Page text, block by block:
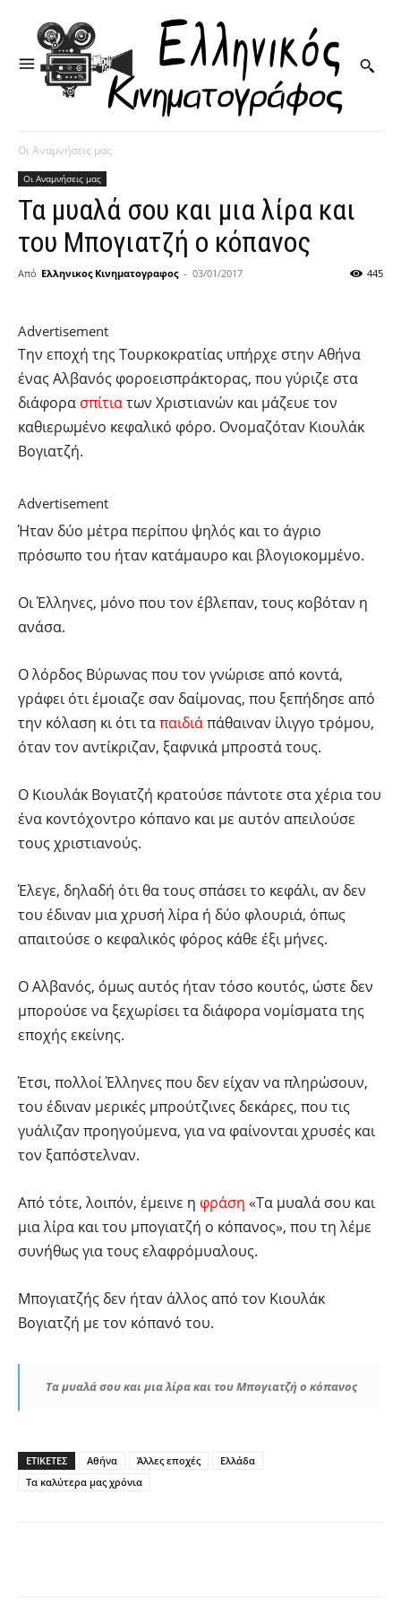
Οι Αναμνήσεις μας
Οι Αναμνήσεις μας
Τα μυαλά σου και μια λίρα και
του Μπογιατζή ο κόπανος
Από Ελληνικος Κινηματογραφος - 03/01/2017 445
Advertisement
Τ​​ην εποχή της Τουρκοκρατίας υπήρχε στην Αθήνα
ένας Αλβανός φοροεισπράκτορας, που γύριζε στα
διάφορα σπίτιατων Χριστιανών και μάζευε τον
καθιερωμένο κεφαλικό φόρο. Ονομαζόταν Κιουλάκ
Βογιατζή.
Advertisement
Ήταν δύο μέτρα περίπου ψηλός και το άγριο
πρόσωπο του ήταν κατάμαυρο και βλογιοκομμένο.
Οι Έλληνες, μόνο που τον έβλεπαν, τους κοβόταν η
ανάσα.
Ο λόρδος Βύρωνας που τον γνώρισε από κοντά,
γράφει ότι έμοιαζε σαν δαίμονας, που ξεπήδησε από
την κόλαση κι ότι ταπαιδιάπάθαιναν ίλιγγο τρόμου,
όταν τον αντίκριζαν, ξαφνικά μπροστά τους.
Ο Κιουλάκ Βογιατζή κρατούσε πάντοτε στα χέρια του
ένα κοντόχοντρο κόπανο και με αυτόν απειλούσε
τους χριστιανούς.
Έλεγε, δηλαδή ότι θα τους σπάσει το κεφάλι, αν δεν
του έδιναν μια χρυσή λίρα ή δύο φλουριά, όπως
απαιτούσε ο κεφαλικός φόρος κάθε έξι μήνες.
Ο Αλβανός, όμως αυτός ήταν τόσο κουτός, ώστε δεν
μπορούσε να ξεχωρίσει τα διάφορα νομίσματα της
εποχής εκείνης.
Έτσι, πολλοί Έλληνες που δεν είχαν να πληρώσουν,
του έδιναν μερικές μπρούτζινες δεκάρες, που τις
γυάλιζαν προηγούμενα, για να φαίνονται χρυσές και
τον ξαπόστελναν.
Από τότε, λοιπόν, έμεινε η φράση «Τα μυαλά σου και
μια λίρα και του μπογιατζή ο κόπανος», που τη λέμε
συνήθως για τους ελαφρόμυαλους.
Μπογιατζής δεν ήταν άλλος από τον Κιουλάκ
Βογιατζή με τον κόπανό του.
Τα μυαλά σου και μια λίρα και του Μπογιατζή ο κόπανος
ΕΤΙΚΕΤΕΣ Αθήνα Άλλες εποχές
Ελλάδα
Τα καλύτερα μας χρόνια